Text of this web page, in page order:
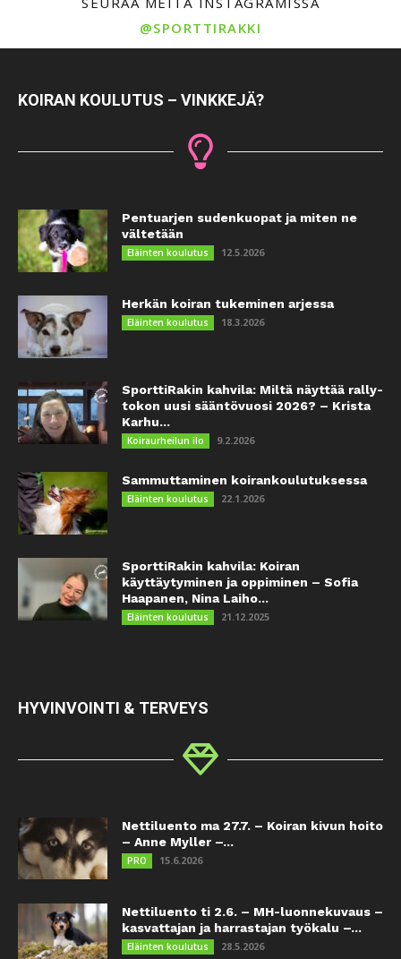
@SPORTTIRAKKI
KOIRAN KOULUTUS – VINKKEJÄ?
Pentuarjen sudenkuopat ja miten ne
vältetään
Eläinten koulutus 12.5.2026
Herkän koiran tukeminen arjessa
Eläinten koulutus 18.3.2026
SporttiRakin kahvila: Miltä näyttää rally-
tokon uusi sääntövuosi 2026? – Krista
Karhu...
Koiraurheilun ilo 9.2.2026
Sammuttaminen koirankoulutuksessa
Eläinten koulutus 22.1.2026
SporttiRakin kahvila: Koiran
käyttäytyminen ja oppiminen – Sofia
Haapanen, Nina Laiho...
Eläinten koulutus 21.12.2025
HYVINVOINTI & TERVEYS
Nettiluento ma 27.7. – Koiran kivun hoito
– Anne Myller –...
PRO 15.6.2026
Nettiluento ti 2.6. – MH-luonnekuvaus –
kasvattajan ja harrastajan työkalu –...
Eläinten koulutus 28.5.2026